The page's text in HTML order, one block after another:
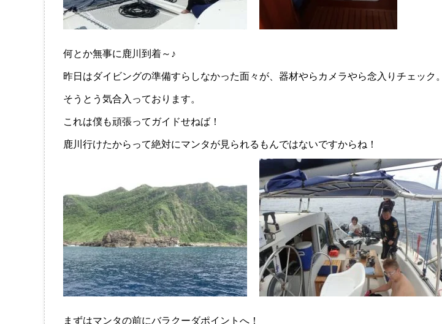
何とか無事に鹿川到着～♪
昨日はダイビングの準備すらしなかった面々が、器材やらカメラやら念入りチェック。
そうとう気合入っております。
これは僕も頑張ってガイドせねば！
鹿川行けたからって絶対にマンタが見られるもんではないですからね！
まずはマンタの前にバラクーダポイントへ！